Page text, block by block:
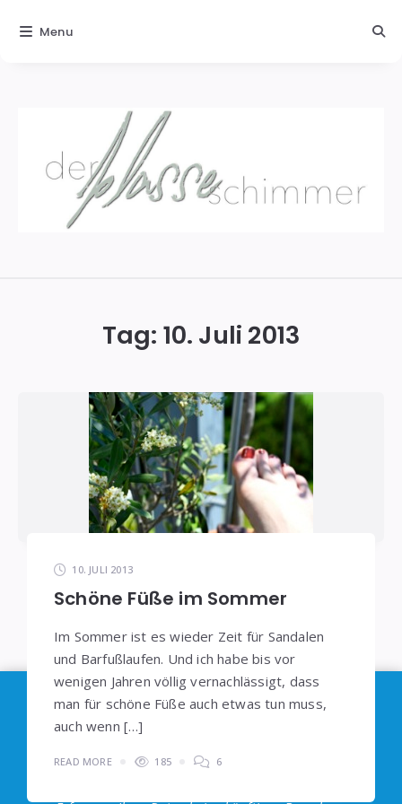
Tag: 10. Juli 2013
10. JULI 2013
Schöne Füße im Sommer
Im Sommer ist es wieder Zeit für Sandalen
und Barfußlaufen. Und ich habe bis vor
wenigen Jahren völlig vernachlässigt, dass
man für schöne Füße auch etwas tun muss,
auch wenn […]
READ MORE 185 6
Menu
Im Sinne derDSGVO : Die Erfassung Deiner Daten
durchGoogle Analytics
Klicken auf den folgenden Link unterbinden. Es